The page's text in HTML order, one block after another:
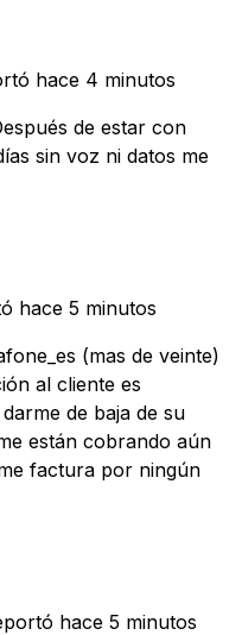
hace 4 minutos
de estar con
sin voz ni datos me
hace 5 minutos
(mas de veinte)
al cliente es
de baja de su
están cobrando aún
factura por ningún
hace 5 minutos